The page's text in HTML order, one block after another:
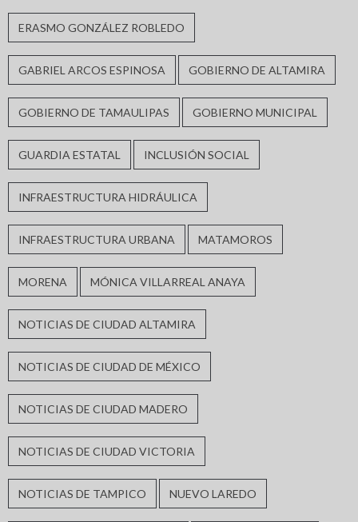
ERASMO GONZÁLEZ ROBLEDO
GABRIEL ARCOS ESPINOSA GOBIERNO DE ALTAMIRA
GOBIERNO DE TAMAULIPAS GOBIERNO MUNICIPAL
GUARDIA ESTATAL INCLUSIÓN SOCIAL
INFRAESTRUCTURA HIDRÁULICA
INFRAESTRUCTURA URBANA MATAMOROS
MORENA MÓNICA VILLARREAL ANAYA
NOTICIAS DE CIUDAD ALTAMIRA
NOTICIAS DE CIUDAD DE MÉXICO
NOTICIAS DE CIUDAD MADERO
NOTICIAS DE CIUDAD VICTORIA
NOTICIAS DE TAMPICO NUEVO LAREDO